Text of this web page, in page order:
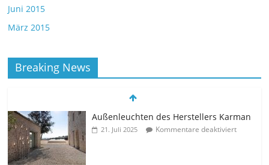
Juni 2015
März 2015
Breaking News
Außenleuchten des Herstellers Karman
21. Juli 2025 Kommentare deaktiviert